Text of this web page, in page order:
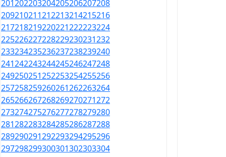
201202203204205206207208
209210211212213214215216
217218219220221222223224
225226227228229230231232
233234235236237238239240
241242243244245246247248
249250251252253254255256
257258259260261262263264
265266267268269270271272
273274275276277278279280
281282283284285286287288
289290291292293294295296
297298299300301302303304